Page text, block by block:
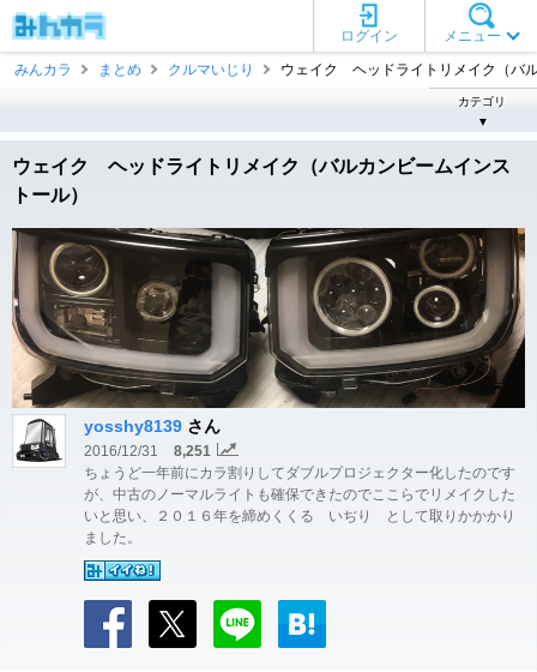
メニュー
ログイン
みんカラ
まとめ クルマいじり ウェイク ヘッドライトリメイク（バ
カテゴリ
▼
ウェイク ヘッドライトリメイク（バルカンビームインス
トール）
yosshy8139 さん
2016/12/31
8,251
ちょうど一年前にカラ割りしてダブルプロジェクター化したのです
が、中古のノーマルライトも確保できたのでここらでリメイクした
いと思い、２０１６年を締めくくる いぢり として取りかかかり
ました。